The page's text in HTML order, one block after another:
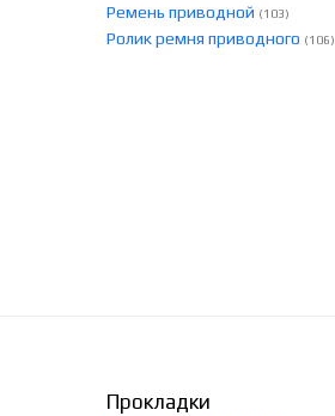
Ремень приводной (103)
Ролик ремня приводного (106)
Прокладки